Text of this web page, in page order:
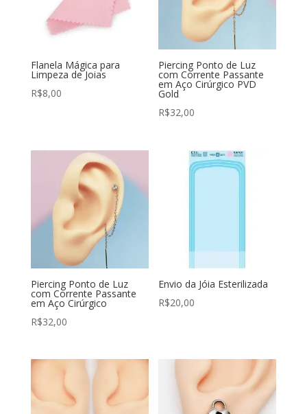
Flanela Mágica para
Limpeza de Joias
R$8,00
Piercing Ponto de Luz
com Corrente Passante
em Aço Cirúrgico PVD
Gold
R$32,00
Piercing Ponto de Luz
com Corrente Passante
em Aço Cirúrgico
R$32,00
Envio da Jóia Esterilizada
R$20,00